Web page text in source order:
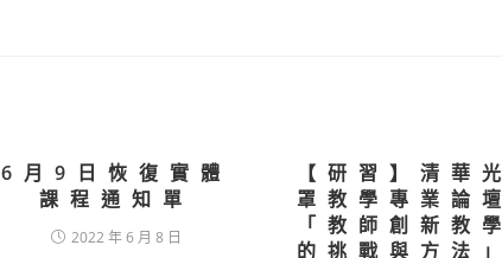
6月9日恢復實體
課程通知單
2022 年 6 月 8 日
【研習】清華光
罩教學專業論壇
「教師創新教學
的挑戰與方法」